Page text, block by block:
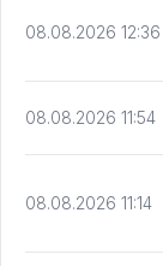
08.08.2026 12:36
08.08.2026 11:54
08.08.2026 11:14